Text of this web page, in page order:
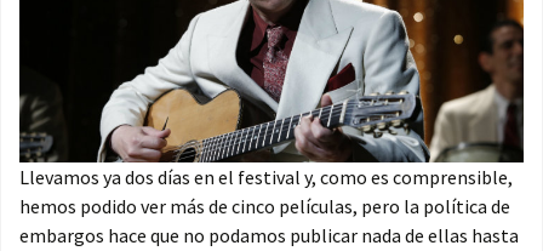
Llevamos ya dos días en el festival y, como es comprensible,
hemos podido ver más de cinco películas, pero la política de
embargos hace que no podamos publicar nada de ellas hasta